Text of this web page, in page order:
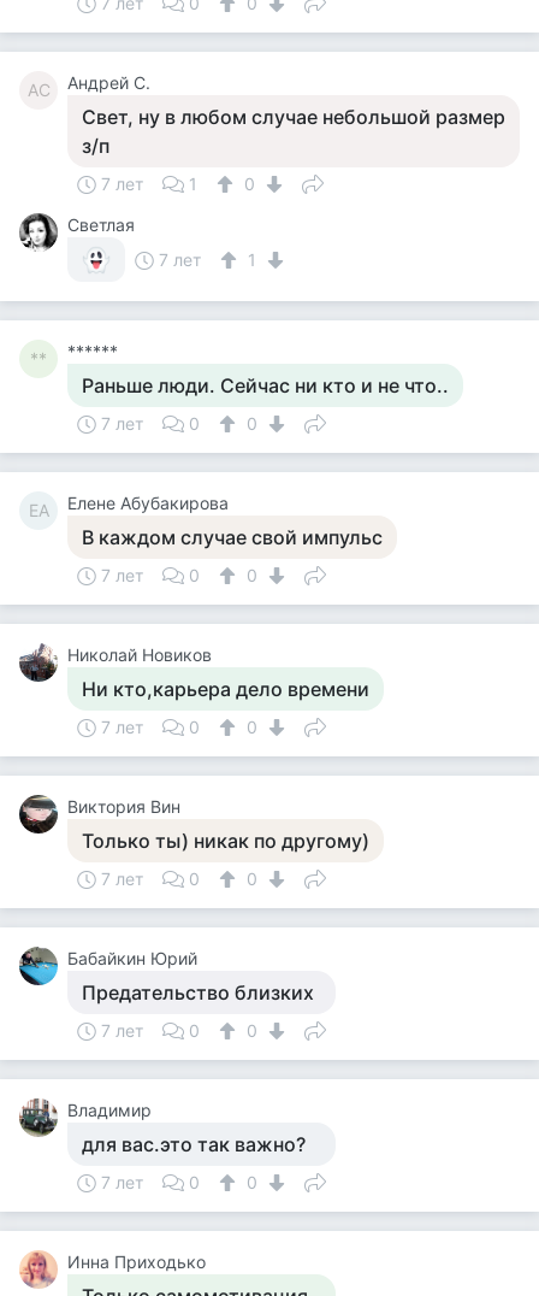
АС Андрей С.
Свет, ну в любом случае небольшой размер
з/п
7 лет 1
0
Светлая
7 лет
1
** ******
Раньше люди. Сейчас ни кто и не что..
7 лет 0 0
ЕА Елене Абубакирова
В каждом случае свой импульс
7 лет 0 0
Николай Новиков
Ни кто,карьера дело времени
7 лет 0 0
Виктория Вин
Только ты) никак по другому)
7 лет 0 0
Бабайкин Юрий
Предательство близких
7 лет 0 0
Владимир
для вас.это так важно?
7 лет 0 0
Инна Приходько